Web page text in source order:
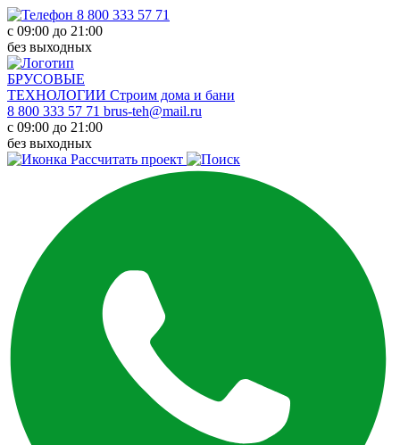
8 800 333 57 71
с 09:00 до 21:00
без выходных
БРУСОВЫЕ
ТЕХНОЛОГИИ Строим дома и бани
8 800 333 57 71 brus-teh@mail.ru
с 09:00 до 21:00
без выходных
Рассчитать проект